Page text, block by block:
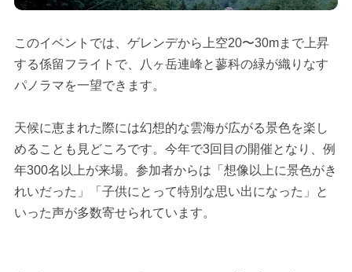
このイベントでは、ゲレンデから上空20〜30mまで上昇
する係留フライトで、八ヶ岳連峰と蓼科の緑が織りなす
パノラマを一望できます。
天候に恵まれた際には幻想的な雲海が広がる景色を楽し
めることも見どころです。今年で3回目の開催となり、例
年300名以上が来場。参加者からは「想像以上に景色がき
れいだった」「子供にとって特別な思い出になった」と
いった声が多数寄せられています。